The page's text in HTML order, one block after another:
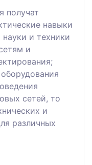
получат
навыки
и техники
и
сетей, то
и
различных